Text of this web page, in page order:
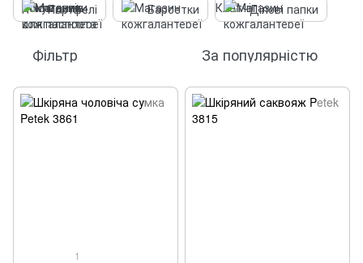
Портфелі
Барсетки Ділові папки
Фільтр За популярністю
1